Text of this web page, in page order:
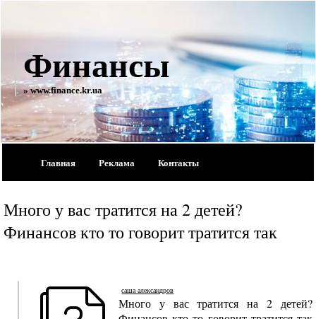
Финансы
» www.finance.kr.ua
Главная Реклама Контакты
Много у вас тратится на 2 детей?
Финансов кто то говорит тратится так
саша александров
Много у вас тратится на 2 детей?